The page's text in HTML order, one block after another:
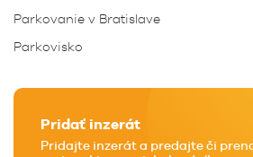
Parkovanie v Bratislave
Parkovisko
Pridať inzerát
Pridajte inzerát a predajte či